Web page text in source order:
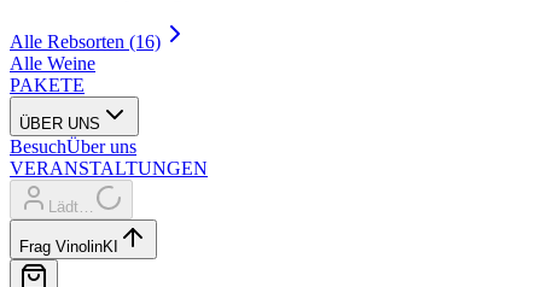
Alle Rebsorten (16)
Alle Weine
PAKETE
ÜBER UNS
BesuchÜber uns
VERANSTALTUNGEN
Lädt…
Frag VinolinKI